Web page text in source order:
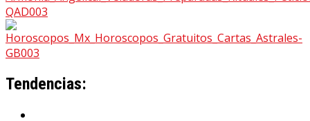
Tendencias: